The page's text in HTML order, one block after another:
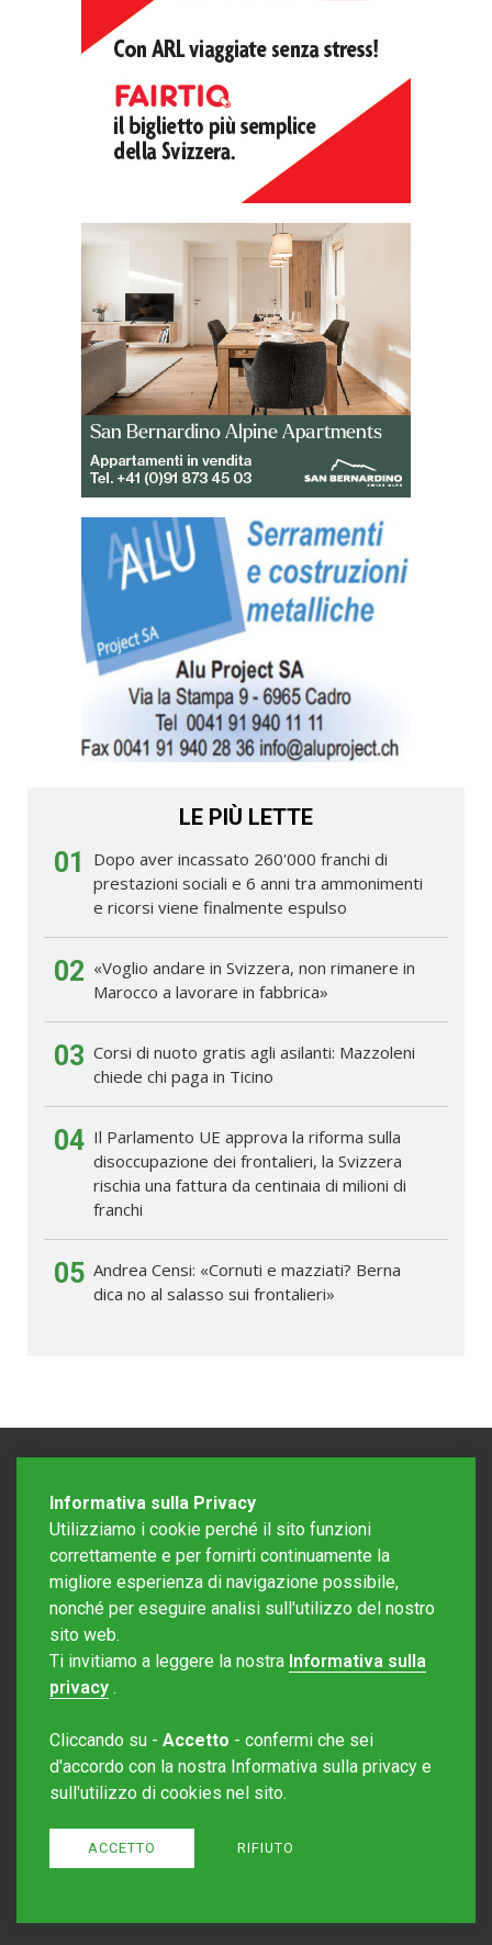
LE PIÙ LETTE
01
Dopo aver incassato 260'000 franchi di
prestazioni sociali e 6 anni tra ammonimenti
e ricorsi viene finalmente espulso
02 «Voglio andare in Svizzera, non rimanere in
Marocco a lavorare in fabbrica»
03 Corsi di nuoto gratis agli asilanti: Mazzoleni
chiede chi paga in Ticino
04 Il Parlamento UE approva la riforma sulla
disoccupazione dei frontalieri, la Svizzera
rischia una fattura da centinaia di milioni di
franchi
05 Andrea Censi: «Cornuti e mazziati? Berna
dica no al salasso sui frontalieri»
Editore Rotostampa SA
Sito creato daRedesign
Informativa sulla Privacy
Utilizziamo i cookie perché il sito funzioni
correttamente e per fornirti continuamente la
migliore esperienza di navigazione possibile,
nonché per eseguire analisi sull'utilizzo del nostro
sito web.
Ti invitiamo a leggere la nostra Informativa sulla
privacy .
Cliccando su - Accetto - confermi che sei
d'accordo con la nostra Informativa sulla privacy e
sull'utilizzo di cookies nel sito.
ACCETTO RIFIUTO